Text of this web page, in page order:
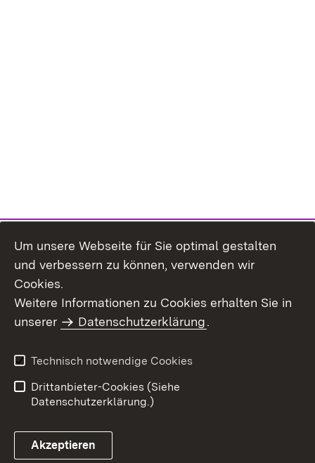
Um unsere Webseite für Sie optimal gestalten
und verbessern zu können, verwenden wir
Cookies.
Weitere Informationen zu Cookies erhalten Sie in
unserer
Datenschutzerklärung.
Technisch notwendige Cookies
Drittanbieter-Cookies (Siehe
Datenschutzerklärung.)
Akzeptieren